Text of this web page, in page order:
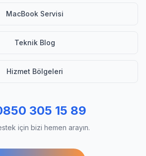
MacBook Servisi
Teknik Blog
Hizmet Bölgeleri
305 15 89
için bizi hemen arayın.